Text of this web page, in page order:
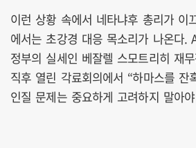
이런 상황 속에서 네타냐후 총리가 이
에서는 초강경 대응 목소리가 나온다.
정부의 실세인 베잘렐 스모트리히 재
직후 열린 각료회의에서 “하마스를 잔
인질 문제는 중요하게 고려하지 말아